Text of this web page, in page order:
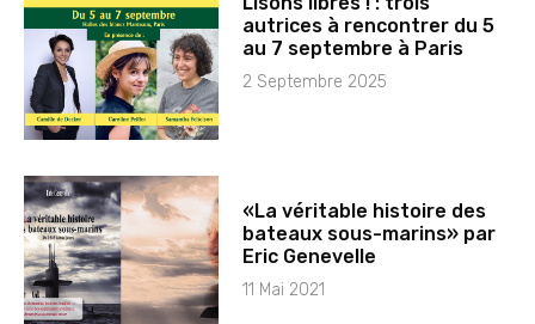
autrices à rencontrer du 5
au 7 septembre à Paris
2 Septembre 2025
«La véritable histoire des
bateaux sous-marins» par
Eric Genevelle
11 Mai 2021